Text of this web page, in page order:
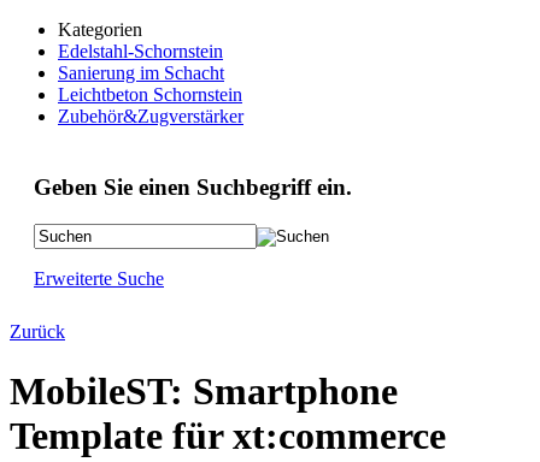
Kategorien
Edelstahl-Schornstein
Sanierung im Schacht
Leichtbeton Schornstein
Zubehör&Zugverstärker
Geben Sie einen Suchbegriff ein.
Erweiterte Suche
Zurück
MobileST: Smartphone
Template für xt:commerce